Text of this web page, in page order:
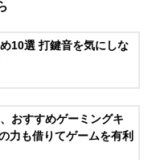
10選 打鍵音を気にしな
おすすめゲーミングキ
力も借りてゲームを有利